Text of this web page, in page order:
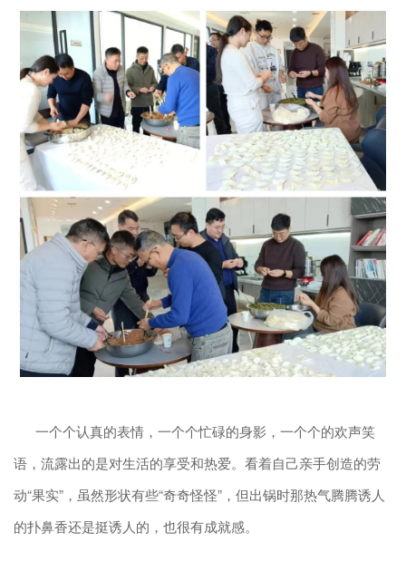
一个个认真的表情，一个个忙碌的身影，一个个的欢声笑
语，流露出的是对生活的享受和热爱。看着自己亲手创造的劳
动“果实”，虽然形状有些“奇奇怪怪”，但出锅时那热气腾腾诱人
的扑鼻香还是挺诱人的，也很有成就感。